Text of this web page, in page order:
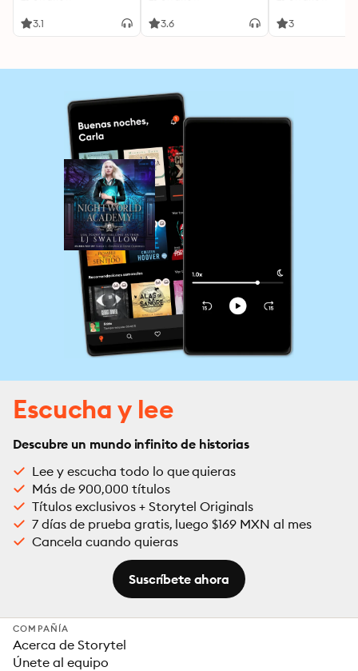
3.1 3.6 3
Escucha y lee
Descubre un mundo infinito de historias
Lee y escucha todo lo que quieras
Más de 900,000 títulos
Títulos exclusivos + Storytel Originals
7 días de prueba gratis, luego $169 MXN al mes
Cancela cuando quieras
Suscríbete ahora
COMPAÑÍA
Acerca de Storytel
Únete al equipo